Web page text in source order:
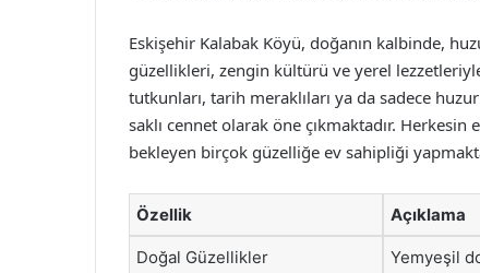
Eskişehir Kalabak Köyü, doğanın kalbinde,
güzellikleri, zengin kültürü ve yerel
tutkunları, tarih meraklıları ya da sadece
saklı cennet olarak öne çıkmaktadır.
bekleyen birçok güzelliğe ev sahipliği
Özellik Açıklama
Doğal Güzellikler Yemyeşil